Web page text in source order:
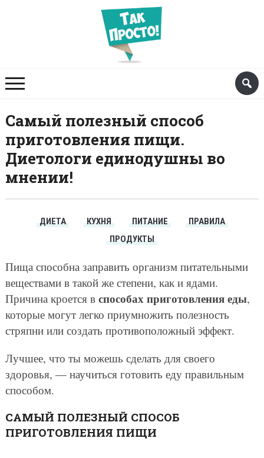
Самый полезный способ
приготовления пищи.
Диетологи единодушны во
мнении!
ДИЕТА КУХНЯ ПИТАНИЕ
ПРАВИЛА
ПРОДУКТЫ
Пища способна заправить организм питательными
веществами в такой же степени, как и ядами.
Причина кроется в способах приготовления еды,
которые могут легко приумножить полезность
стряпни или создать противоположный эффект.
Лучшее, что ты можешь сделать для своего
здоровья, — научиться готовить еду правильным
способом.
САМЫЙ ПОЛЕЗНЫЙ СПОСОБ
ПРИГОТОВЛЕНИЯ ПИЩИ